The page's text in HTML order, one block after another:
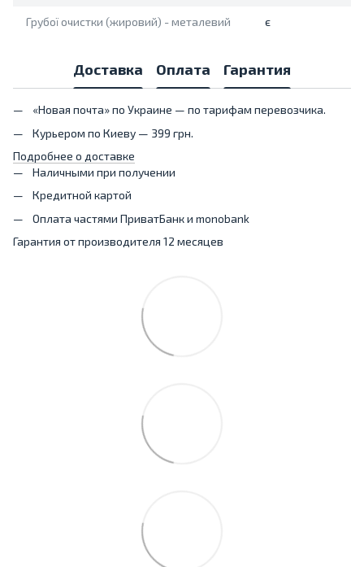
Грубої очистки (жировий) - металевий є
Доставка Оплата Гарантия
«Новая почта» по Украине — по тарифам перевозчика.
Курьером по Киеву — 399 грн.
Подробнее о доставке
Наличными при получении
Кредитной картой
Оплата частями ПриватБанк и monobank
Гарантия от производителя 12 месяцев